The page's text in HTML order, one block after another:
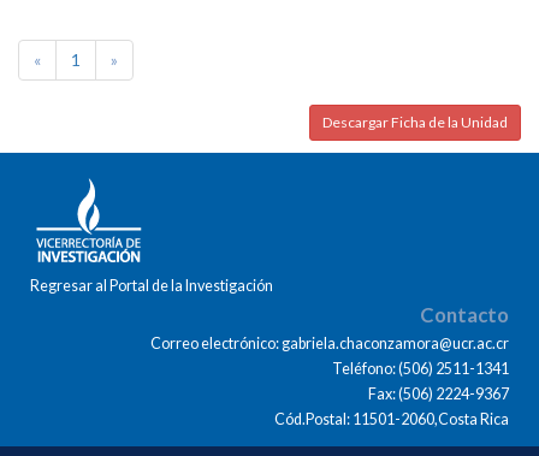
« 1 »
Descargar Ficha de la Unidad
Regresar al Portal de la Investigación
Contacto
Correo electrónico: gabriela.chaconzamora@ucr.ac.cr
Teléfono: (506) 2511-1341
Fax: (506) 2224-9367
Cód.Postal: 11501-2060,Costa Rica